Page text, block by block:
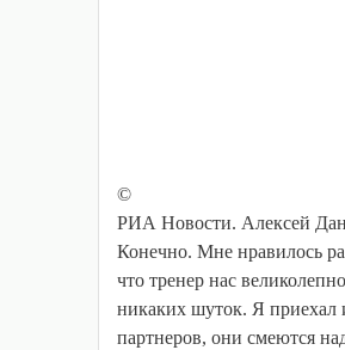
©
РИА Новости. Алексей
Конечно. Мне нравилось
что тренер нас
никаких шуток. Я приехал
партнеров, они смеются